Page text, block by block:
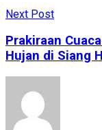
Next Post
Prakiraan
Hujan di Siang